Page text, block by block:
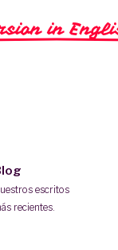
in
escritos
recientes.